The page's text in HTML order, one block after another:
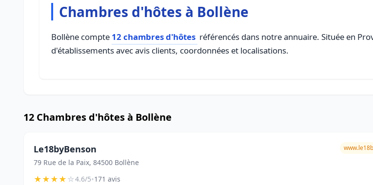
Chambres d'hôtes à Bollène
Bollène compte 12 chambres d'hôtes référencés dans notre annuaire. Située en
d'établissements avec avis clients, coordonnées et localisations.
12 Chambres d'hôtes à Bollène
Le18byBenson
79 Rue de la Paix, 84500 Bollène
★★★★☆4.6/5•171 avis